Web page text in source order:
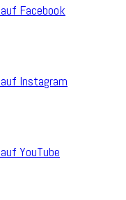
Facebook
Instagram
YouTube